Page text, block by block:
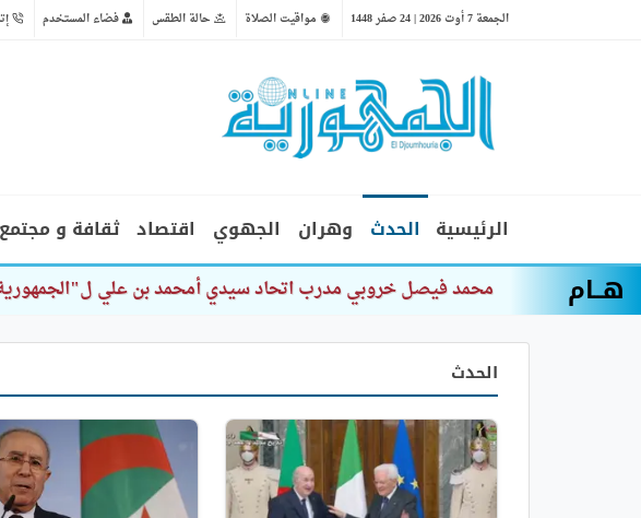
الجمعة 7 أوت 2026 | 24 صفر 1448 مواقيت الصلاة حالة الطقس فضاء المستخدم
الرئيسية الحدث وهران الجهوي اقتصاد ثقافة و مجتمع
هــام محمد فيصل خروبي مدرب اتحاد سيدي أمحمد بن علي
الحدث